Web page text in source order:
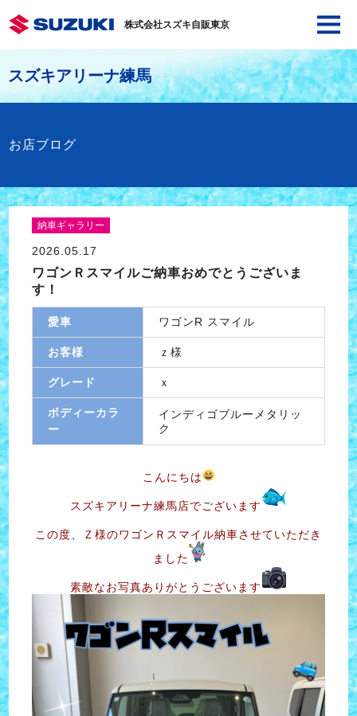
株式会社スズキ自販東京
スズキアリーナ練馬
お店ブログ
納車ギャラリー
2026.05.17
ワゴンＲスマイルご納車おめでとうございま
す！
愛車 ワゴンR スマイル
お客様 ｚ様
グレード ｘ
ボディーカラ
ー
インディゴブルーメタリッ
ク
こんにちは
スズキアリーナ練馬店でございます
この度、Ｚ様のワゴンＲスマイル納車させていただき
ました
素敵なお写真ありがとうございます